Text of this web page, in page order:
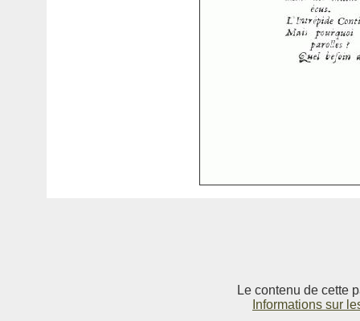
Le contenu de cette
Informations sur